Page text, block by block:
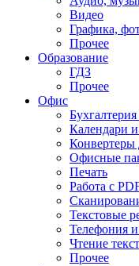
Видео
Графика,
Прочее
Образование
ГДЗ
Прочее
Офис
Календари
Конвертеры
Офисные
Печать
Работа с
Текстовые
Телефония
Чтение
Прочее